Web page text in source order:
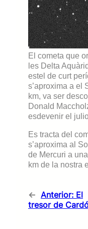
El cometa que
les Delta
estel de curt
s’aproxima a el
km, va ser
Donald
esdevenir el
Es tracta del
s’aproxima al
de Mercuri a
km de la nostra
← Anterior: El
tresor de